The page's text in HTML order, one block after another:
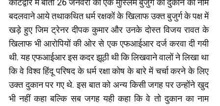
बदलवाने आये तथाकथित धर्म रक्षकों के खिलाफ उक्त बुजुर्ग के पक्ष में
खड़े हुए जिम ट्रेनर दीपक कुमार और उनके दोस्त विजय रावत के
खिलाफ भी आरोपियों की ओर से एक एफआईआर दर्ज करवा दी गयी
थी. यह एफआईआर इस कदर झूठी थी कि लिखवाने वालों ने लिखा था
कि वे विश्व हिंदू परिषद के धर्म रक्षा कोष के बारे में चर्चा करने के लिए
उक्त दुकान पर गए थे. इस बात को अन्य किसी जगह पर उन्होंने खुद
भी नहीं कहा बल्कि सब जगह यही कहा कि वे तो दुकान का नाम